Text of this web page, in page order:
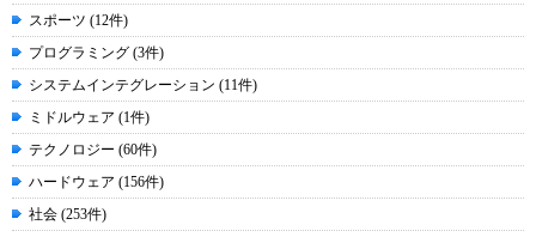
スポーツ (12件)
プログラミング (3件)
システムインテグレーション (11件)
ミドルウェア (1件)
テクノロジー (60件)
ハードウェア (156件)
社会 (253件)